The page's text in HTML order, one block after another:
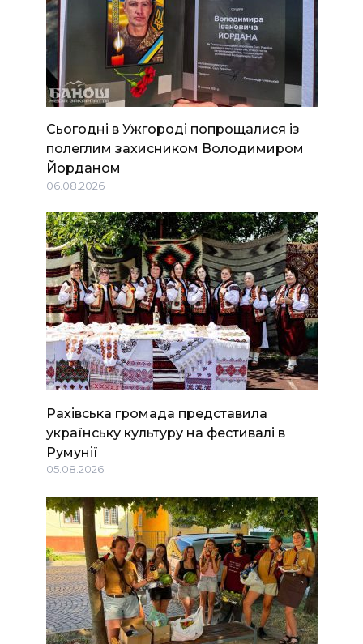
Сьогодні в Ужгороді попрощалися із
полеглим захисником Володимиром
Йорданом
06.08.2026
Рахівська громада представила
українську культуру на фестивалі в
Румунії
05.08.2026